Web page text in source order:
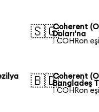
🇸🇬Coherent
Doları'na
1 COHRon
🇧🇩Coherent
Bangladeş
1 COHRon